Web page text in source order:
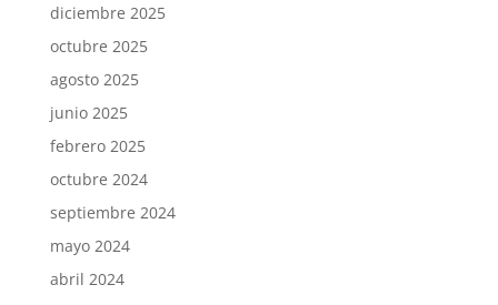
diciembre 2025
octubre 2025
agosto 2025
junio 2025
febrero 2025
octubre 2024
septiembre 2024
mayo 2024
abril 2024